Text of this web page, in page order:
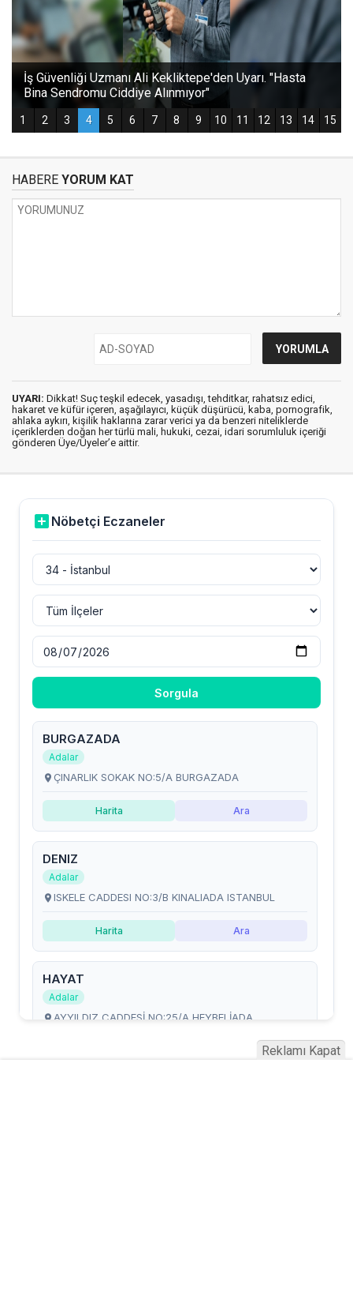
HABERE YORUM KAT
UYARI: Dikkat! Suç teşkil edecek, yasadışı, tehditkar, rahatsız edici,
hakaret ve küfür içeren, aşağılayıcı, küçük düşürücü, kaba, pornografik,
ahlaka aykırı, kişilik haklarına zarar verici ya da benzeri niteliklerde
içeriklerden doğan her türlü mali, hukuki, cezai, idari sorumluluk içeriği
gönderen Üye/Üyeler’e aittir.
Reklamı Kapat